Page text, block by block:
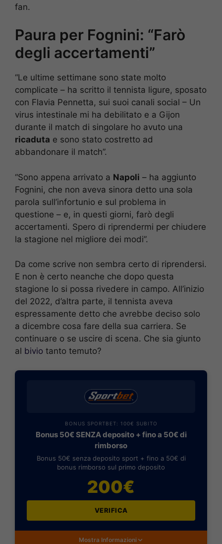
fan.
Paura per Fognini: “Farò
degli accertamenti”
“Le ultime settimane sono state molto
complicate – ha scritto il tennista ligure, sposato
con Flavia Pennetta, sui suoi canali social – Un
virus intestinale mi ha debilitato e a Gijon
durante il match di singolare ho avuto una
ricaduta e sono stato costretto ad
abbandonare il match”.
“Sono appena arrivato a Napoli – ha aggiunto
Fognini, che non aveva sinora detto una sola
parola sull’infortunio e sul problema in
questione – e, in questi giorni, farò degli
accertamenti. Spero di riprendermi per chiudere
la stagione nel migliore dei modi”.
Da come scrive non sembra certo di riprendersi.
E non è certo neanche che dopo questa
stagione lo si possa rivedere in campo. All’inizio
del 2022, d’altra parte, il tennista aveva
espressamente detto che avrebbe deciso solo
a dicembre cosa fare della sua carriera. Se
continuare o se uscire di scena. Che sia giunto
al bivio tanto temuto?
BONUS SPORTBET: 100€ SUBITO
Bonus 50€ SENZA deposito + fino a 50€ di
rimborso
Bonus 50€ senza deposito sport + fino a 50€ di
bonus rimborso sul primo deposito
200€
VERIFICA
Mostra Informazioni